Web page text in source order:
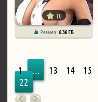
10
Размер:6.36 ГБ
1 ... 13 14 15
22